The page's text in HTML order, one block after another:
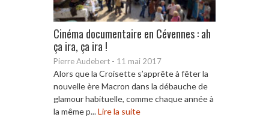
Cinéma documentaire en Cévennes : ah
ça ira, ça ira !
Pierre Audebert - 11 mai 2017
Alors que la Croisette s’apprête à fêter la
nouvelle ère Macron dans la débauche de
glamour habituelle, comme chaque année à
la même p...Lire la suite